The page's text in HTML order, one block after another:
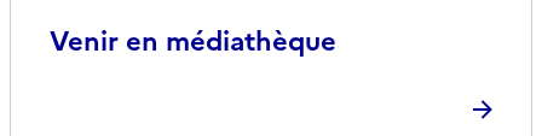
Venir en médiathèque